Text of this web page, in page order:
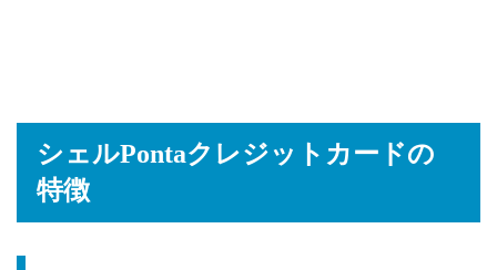
シェルPontaクレジットカードの
特徴